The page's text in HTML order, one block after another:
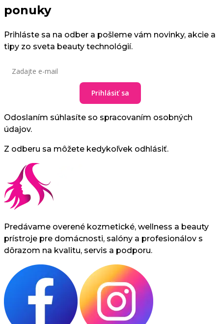
ponuky
Prihláste sa na odber a pošleme vám novinky, akcie a
tipy zo sveta beauty technológií.
Prihlásiť sa
Odoslaním súhlasíte so spracovaním osobných
údajov.
Z odberu sa môžete kedykoľvek odhlásiť.
Predávame overené kozmetické, wellness a beauty
prístroje pre domácnosti, salóny a profesionálov s
dôrazom na kvalitu, servis a podporu.